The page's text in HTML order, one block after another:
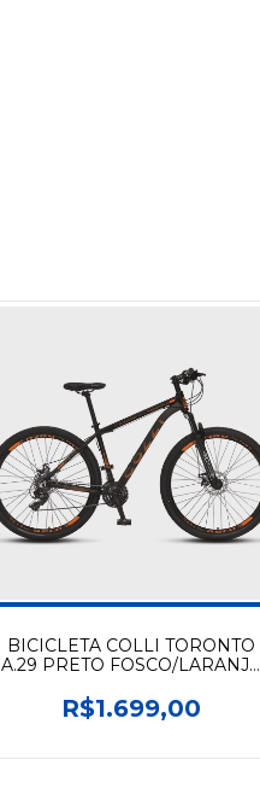
BICICLETA COLLI TORONTO
A.29 PRETO FOSCO/LARANJA
R$1.699,00